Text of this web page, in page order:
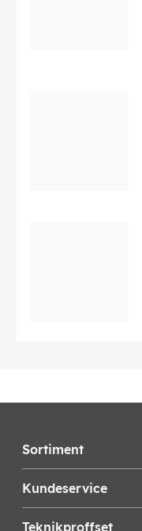
Sortiment
Kundeservice
Teknikproffset